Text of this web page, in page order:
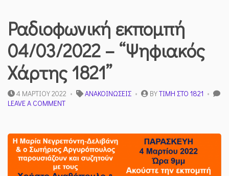
Ραδιοφωνική εκπομπή
04/03/2022 – “Ψηφιακός
Χάρτης 1821”
4 ΜΑΡΤΊΟΥ 2022 ΑΝΑΚΟΙΝΏΣΕΙΣ BYΤΙΜΉ ΣΤΟ 1821
LEAVE A COMMENTON
04/03/2022
–
“ΨΗΦΙΑΚΌΣ
ΧΆΡΤΗΣ
1821”